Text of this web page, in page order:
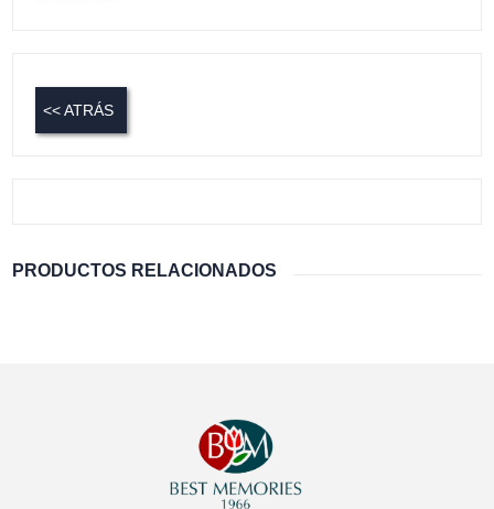
<< ATRÁS
PRODUCTOS RELACIONADOS